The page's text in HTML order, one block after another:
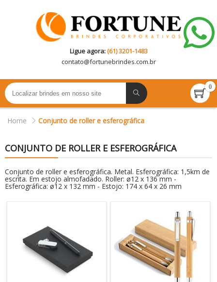
Ligue agora:(61) 3201-1483
contato@fortunebrindes.com.br
0
Home Conjunto de roller e esferográfica
CONJUNTO DE ROLLER E ESFEROGRÁFICA
Conjunto de roller e esferográfica. Metal. Esferográfica: 1,5km de
escrita. Em estojo almofadado. Roller: ø12 x 136 mm -
Esferográfica: ø12 x 132 mm - Estojo: 174 x 64 x 26 mm